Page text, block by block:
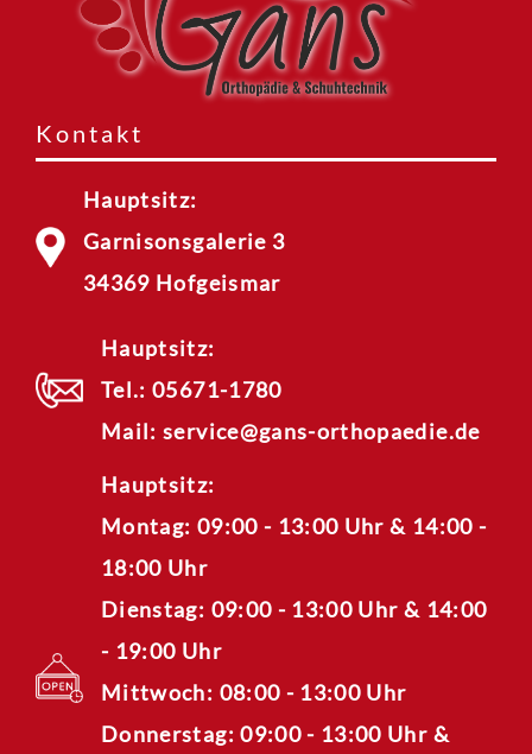
Kontakt
Hauptsitz:
Garnisonsgalerie 3
34369 Hofgeismar
Hauptsitz:
Tel.:05671-1780
Mail:service@gans-orthopaedie.de
Hauptsitz:
Montag: 09:00 - 13:00 Uhr & 14:00 -
18:00 Uhr
Dienstag: 09:00 - 13:00 Uhr & 14:00
- 19:00 Uhr
Mittwoch: 08:00 - 13:00 Uhr
Donnerstag: 09:00 - 13:00 Uhr &